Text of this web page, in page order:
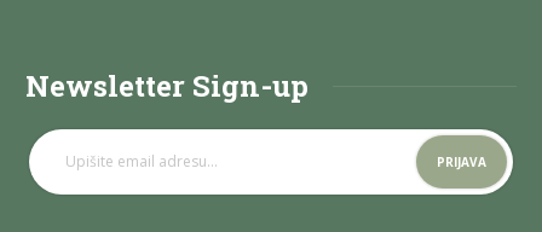
Newsletter Sign-up